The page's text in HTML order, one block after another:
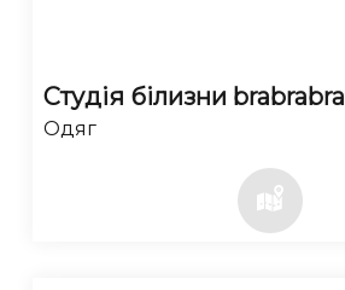
Студія білизни brabrabra
Одяг